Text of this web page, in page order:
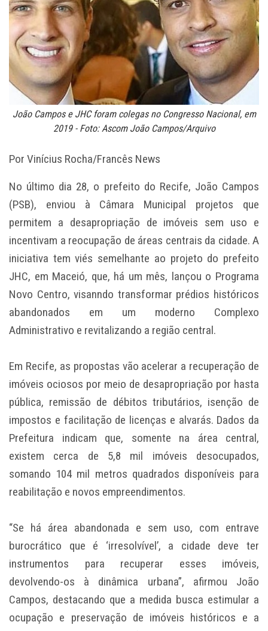
João Campos e JHC foram colegas no Congresso Nacional, em
2019 - Foto: Ascom João Campos/Arquivo
Por Vinícius Rocha/Francês News
No último dia 28, o prefeito do Recife, João Campos
(PSB), enviou à Câmara Municipal projetos que
permitem a desapropriação de imóveis sem uso e
incentivam a reocupação de áreas centrais da cidade. A
iniciativa tem viés semelhante ao projeto do prefeito
JHC, em Maceió, que, há um mês, lançou o Programa
Novo Centro, visanndo transformar prédios históricos
abandonados em um moderno Complexo
Administrativo e revitalizando a região central.
Em Recife, as propostas vão acelerar a recuperação de
imóveis ociosos por meio de desapropriação por hasta
pública, remissão de débitos tributários, isenção de
impostos e facilitação de licenças e alvarás. Dados da
Prefeitura indicam que, somente na área central,
existem cerca de 5,8 mil imóveis desocupados,
somando 104 mil metros quadrados disponíveis para
reabilitação e novos empreendimentos.
“Se há área abandonada e sem uso, com entrave
burocrático que é ‘irresolvível’, a cidade deve ter
instrumentos para recuperar esses imóveis,
devolvendo-os à dinâmica urbana”, afirmou João
Campos, destacando que a medida busca estimular a
ocupação e preservação de imóveis históricos e a